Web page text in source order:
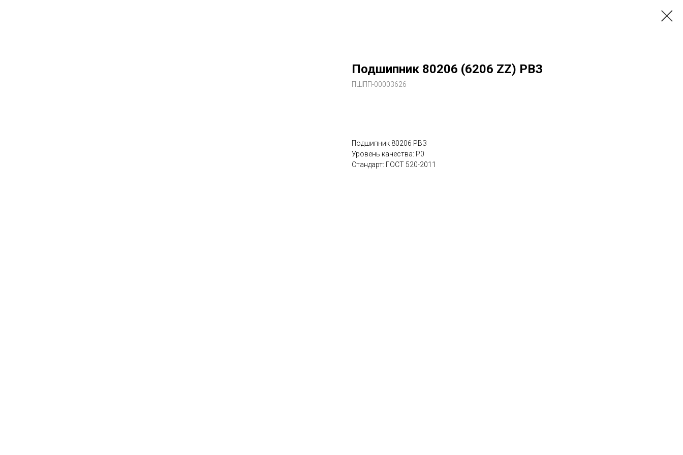
Подшипник 80206 (6206 ZZ) РВЗ
ПШПП-00003626
Подшипник 80206 РВЗ
Уровень качества: P0
Стандарт: ГОСТ 520-2011